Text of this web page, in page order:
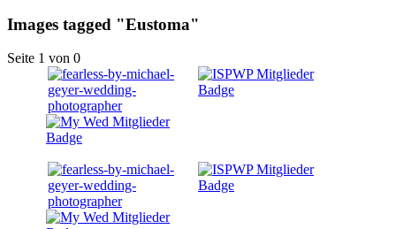
Images tagged "Eustoma"
Seite 1 von 0